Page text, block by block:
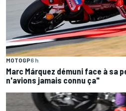
MOTOGP6 h
Marc Márquez démuni face à sa
n'avions jamais connu ça"